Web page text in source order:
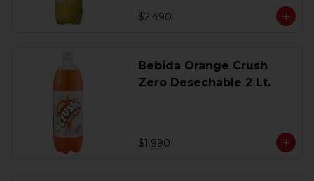
$2.490
Bebida Orange Crush
Zero Desechable 2 Lt.
$1.990